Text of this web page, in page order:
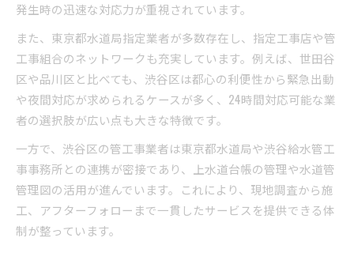
発生時の迅速な対応力が重視されています。
また、東京都水道局指定業者が多数存在し、指定工事店や管
工事組合のネットワークも充実しています。例えば、世田谷
区や品川区と比べても、渋谷区は都心の利便性から緊急出動
や夜間対応が求められるケースが多く、24時間対応可能な業
者の選択肢が広い点も大きな特徴です。
一方で、渋谷区の管工事業者は東京都水道局や渋谷給水管工
事事務所との連携が密接であり、上水道台帳の管理や水道管
管理図の活用が進んでいます。これにより、現地調査から施
工、アフターフォローまで一貫したサービスを提供できる体
制が整っています。